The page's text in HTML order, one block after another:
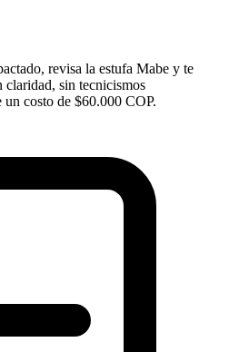
revisa la estufa Mabe y te
claridad, sin tecnicismos
costo de $60.000 COP.